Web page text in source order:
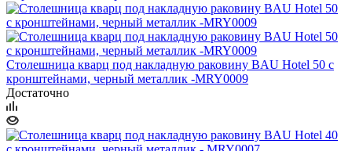
Столешница кварц под накладную раковину BAU Hotel 50 с
кронштейнами, черный металлик -MRY0009
Достаточно